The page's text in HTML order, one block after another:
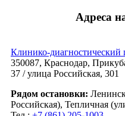
Адреса
Клинико-
350087, Краснодар,
37 / улица Российская, 301
Рядом остановки:
Российская), Тепличная